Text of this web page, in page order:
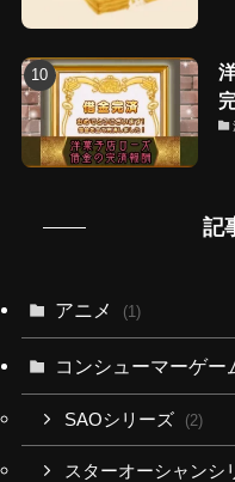
記
アニメ (1)
コンシューマーゲー
SAOシリーズ (2)
スターオーシャンシ